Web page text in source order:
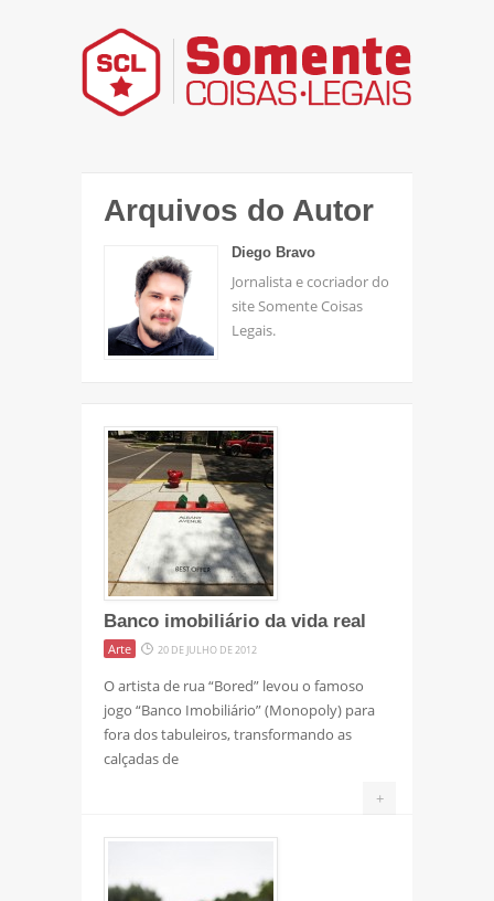
Arquivos do Autor
Diego Bravo
Jornalista e cocriador do
site Somente Coisas
Legais.
Banco imobiliário da vida real
Arte 20 DE JULHO DE 2012
O artista de rua “Bored” levou o famoso
jogo “Banco Imobiliário” (Monopoly) para
fora dos tabuleiros, transformando as
calçadas de
+